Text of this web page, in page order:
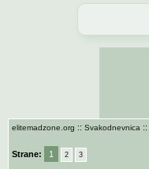
elitemadzone.org :: Svakodnevnica ::
Strane: 1 2 3